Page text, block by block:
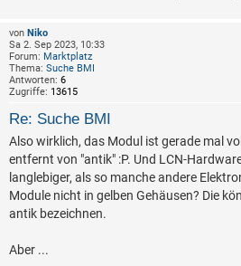
von Niko
Sa 2. Sep 2023, 10:33
Forum: Marktplatz
Thema: Suche BMI
Antworten: 6
Zugriffe: 13615
Re: Suche BMI
Also wirklich, das Modul ist gerade mal
entfernt von "antik" :P. Und LCN-
langlebiger, als so manche andere
Module nicht in gelben Gehäusen? Die
antik bezeichnen.
Aber ...